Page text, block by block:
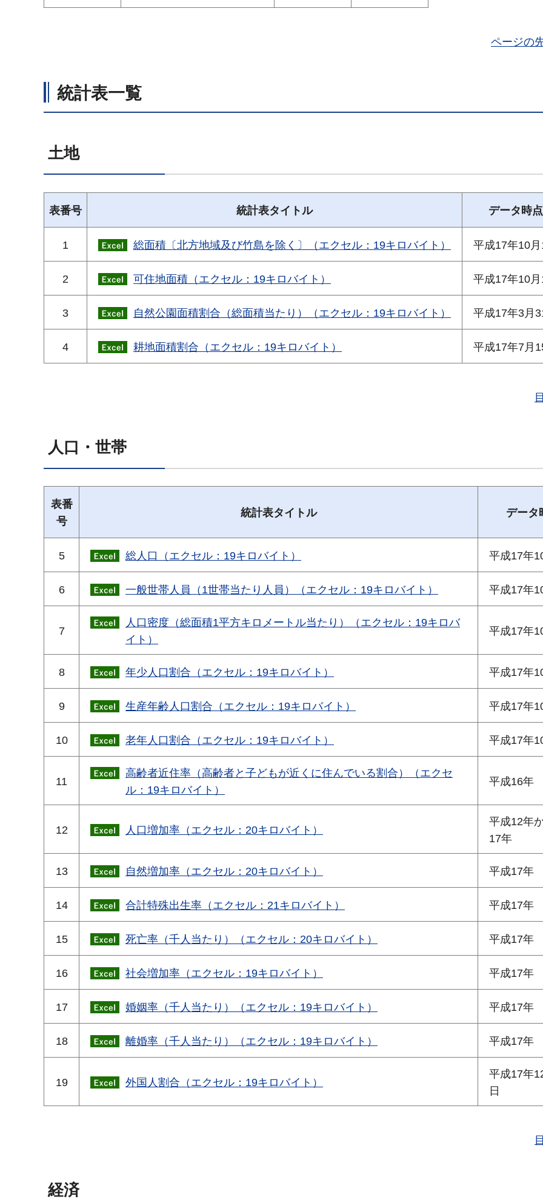
ページの
統計表一覧
土地
表番号 統計表タイトル データ時点
1 総面積〔北方地域及び竹島を除く〕（エクセル：19キロバイト） 平成17年10月
2 可住地面積（エクセル：19キロバイト） 平成17年10月
3 自然公園面積割合（総面積当たり）（エクセル：19キロバイト） 平成17年3月
4 耕地面積割合（エクセル：19キロバイト） 平成17年7月
人口・世帯
表番
号
統計表タイトル データ
5 総人口（エクセル：19キロバイト） 平成17年
6 一般世帯人員（1世帯当たり人員）（エクセル：19キロバイト） 平成17年
7
人口密度（総面積1平方キロメートル当たり）（エクセル：19キロバ
イト）
平成17年
8 年少人口割合（エクセル：19キロバイト） 平成17年
9 生産年齢人口割合（エクセル：19キロバイト） 平成17年
10 老年人口割合（エクセル：19キロバイト） 平成17年
11
高齢者近住率（高齢者と子どもが近くに住んでいる割合）（エクセ
ル：19キロバイト）
平成16年
12 人口増加率（エクセル：20キロバイト）
平成12年
17年
13 自然増加率（エクセル：20キロバイト） 平成17年
14 合計特殊出生率（エクセル：21キロバイト） 平成17年
15 死亡率（千人当たり）（エクセル：20キロバイト） 平成17年
16 社会増加率（エクセル：19キロバイト） 平成17年
17 婚姻率（千人当たり）（エクセル：19キロバイト） 平成17年
18 離婚率（千人当たり）（エクセル：19キロバイト） 平成17年
19 外国人割合（エクセル：19キロバイト）
平成17年
日
経済